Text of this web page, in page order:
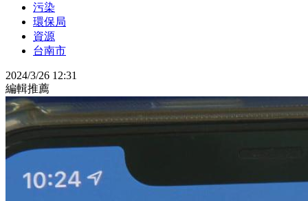
污染
環保局
資源
台南市
2024/3/26 12:31
編輯推薦